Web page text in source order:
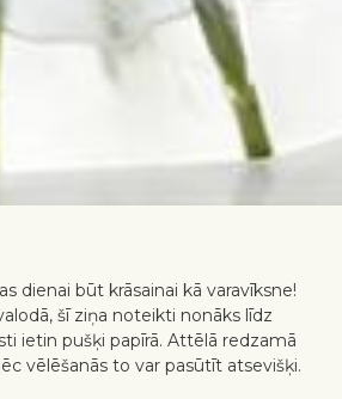
dienai būt krāsainai kā varavīksne!
šī ziņa noteikti nonāks līdz
ietin pušķi papīrā. Attēlā redzamā
vēlēšanās to var pasūtīt atsevišķi.